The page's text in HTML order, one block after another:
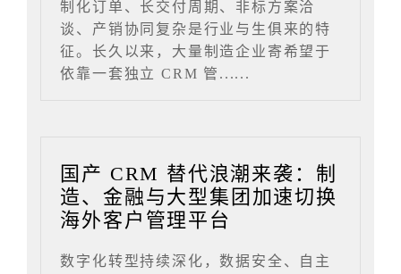
制化订单、长交付周期、非标方案洽
谈、产销协同复杂是行业与生俱来的特
征。长久以来，大量制造企业寄希望于
依靠一套独立 CRM 管......
国产 CRM 替代浪潮来袭：制
造、金融与大型集团加速切换
海外客户管理平台
数字化转型持续深化，数据安全、自主